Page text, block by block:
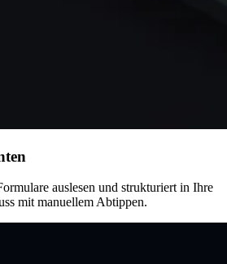
auslesen und strukturiert in Ihre
mit manuellem Abtippen.